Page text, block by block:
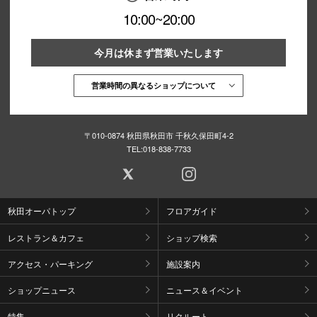
10:00~20:00
今月は休まず営業いたします
営業時間の異なるショップについて
〒010-0874 秋田県秋田市 千秋久保田町4-2
TEL:018-838-7733
秋田オーパトップ フロアガイド
レストラン＆カフェ ショップ検索
アクセス・パーキング 施設案内
ショップニュース ニュース＆イベント